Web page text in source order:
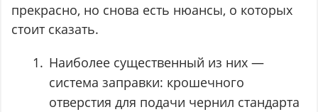
прекрасно, но снова есть нюансы, о которых
стоит сказать.
Наиболее существенный из них —
система заправки: крошечного
отверстия для подачи чернил стандарта